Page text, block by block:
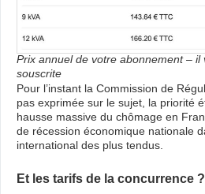
Prix annuel de votre abonnement – il
souscrite
Pour l’instant la Commission de
pas exprimée sur le sujet, la priorité
hausse massive du chômage en
de récession économique nationale
international des plus tendus.
Et les tarifs de la concurrence ?